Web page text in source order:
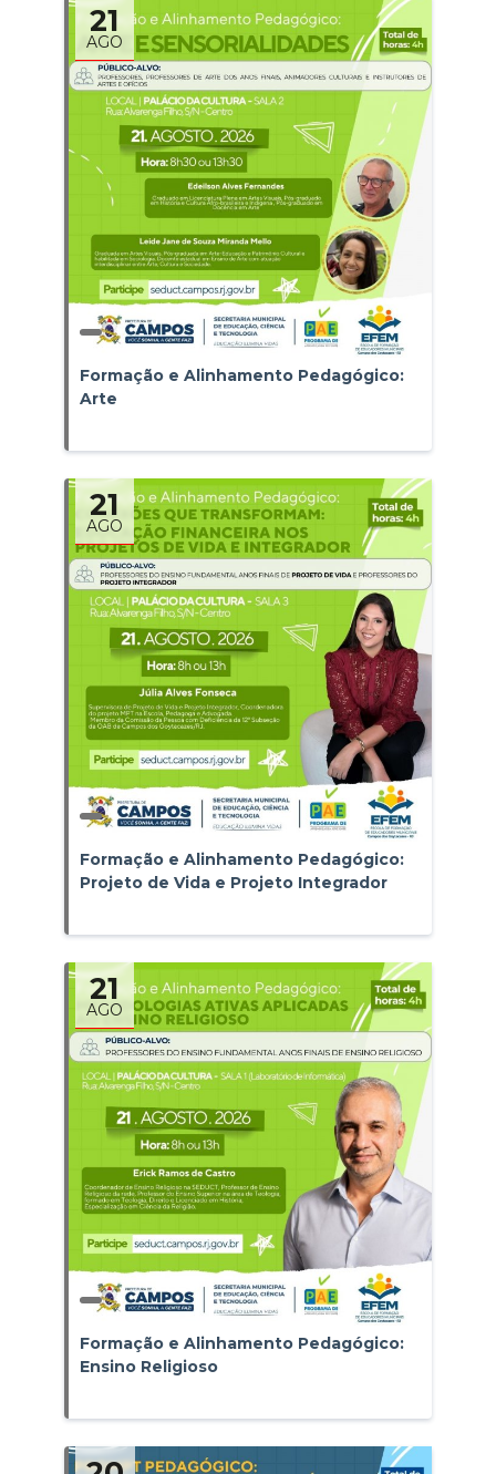
21
AGO
Formação e Alinhamento Pedagógico:
Arte
21
AGO
Formação e Alinhamento Pedagógico:
Projeto de Vida e Projeto Integrador
21
AGO
Formação e Alinhamento Pedagógico:
Ensino Religioso